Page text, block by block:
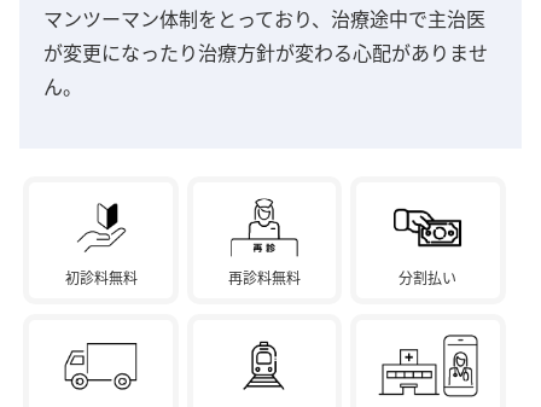
マンツーマン体制をとっており、治療途中で主治医
が変更になったり治療方針が変わる心配がありませ
ん。
初診料無料 再診料無料 分割払い